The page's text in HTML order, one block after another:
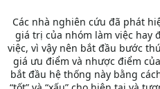
Các nhà nghiên cứu đã phát
giá trị của nhóm làm việc hay
việc, vì vậy nên bắt đầu bước
giá ưu điểm và nhược điểm
bắt đầu hệ thống này bằng